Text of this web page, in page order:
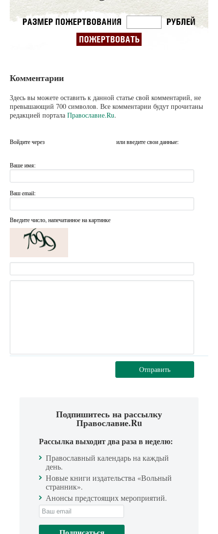
Комментарии
Здесь вы можете оставить к данной статье свой комментарий, не
превышающий 700 символов. Все комментарии будут прочитаны
редакцией портала Православие.Ru.
Войдите через или введите свои данные:
Ваше имя:
Ваш email:
Введите число, напечатанное на картинке
Отправить
Подпишитесь на рассылку
Православие.Ru
Рассылка выходит два раза в неделю:
Православный календарь на каждый
день.
Новые книги издательства «Вольный
странник».
Анонсы предстоящих мероприятий.